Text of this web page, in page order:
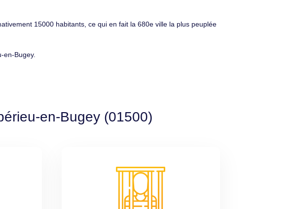
15000 habitants, ce qui en fait la 680e ville la plus peuplée
en-Bugey.
en-Bugey (01500)